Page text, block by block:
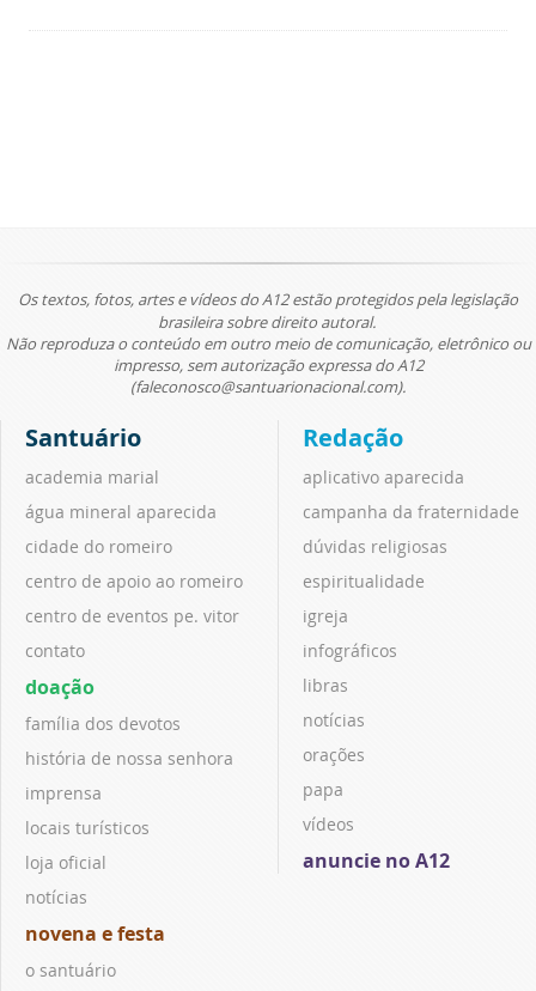
Os textos, fotos, artes e vídeos do A12 estão protegidos pela legislação
brasileira sobre direito autoral.
Não reproduza o conteúdo em outro meio de comunicação, eletrônico ou
impresso, sem autorização expressa do A12
(faleconosco@santuarionacional.com).
Santuário
academia marial
água mineral aparecida
cidade do romeiro
centro de apoio ao romeiro
centro de eventos pe. vitor
contato
doação
família dos devotos
história de nossa senhora
imprensa
locais turísticos
loja oficial
notícias
novena e festa
o santuário
Redação
aplicativo aparecida
campanha da fraternidade
dúvidas religiosas
espiritualidade
igreja
infográficos
libras
notícias
orações
papa
vídeos
anuncie no A12